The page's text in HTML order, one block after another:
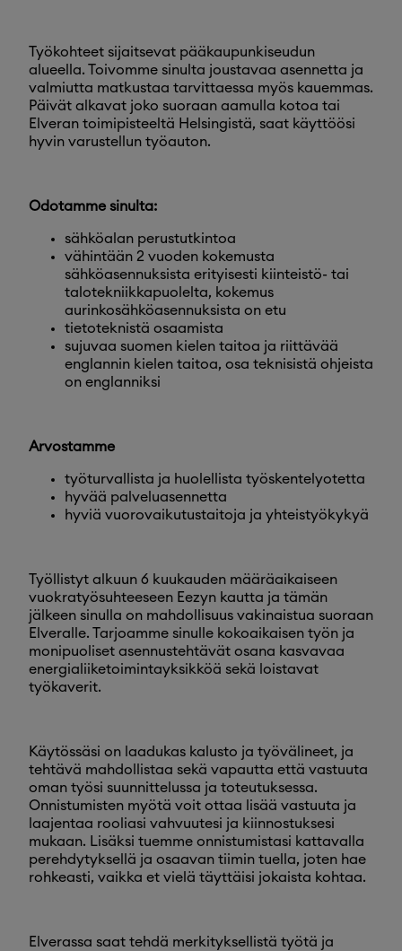
Työkohteet sijaitsevat pääkaupunkiseudun
alueella. Toivomme sinulta joustavaa asennetta ja
valmiutta matkustaa tarvittaessa myös kauemmas.
Päivät alkavat joko suoraan aamulla kotoa tai
Elveran toimipisteeltä Helsingistä, saat käyttöösi
hyvin varustellun työauton.
Odotamme sinulta:
sähköalan perustutkintoa
vähintään 2 vuoden kokemusta
sähköasennuksista erityisesti kiinteistö- tai
talotekniikkapuolelta, kokemus
aurinkosähköasennuksista on etu
tietoteknistä osaamista
sujuvaa suomen kielen taitoa ja riittävää
englannin kielen taitoa, osa teknisistä ohjeista
on englanniksi
Arvostamme
työturvallista ja huolellista työskentelyotetta
hyvää palveluasennetta
hyviä vuorovaikutustaitoja ja yhteistyökykyä
Työllistyt alkuun 6 kuukauden määräaikaiseen
vuokratyösuhteeseen Eezyn kautta ja tämän
jälkeen sinulla on mahdollisuus vakinaistua suoraan
Elveralle. Tarjoamme sinulle kokoaikaisen työn ja
monipuoliset asennustehtävät osana kasvavaa
energialiiketoimintayksikköä sekä loistavat
työkaverit.
Käytössäsi on laadukas kalusto ja työvälineet, ja
tehtävä mahdollistaa sekä vapautta että vastuuta
oman työsi suunnittelussa ja toteutuksessa.
Onnistumisten myötä voit ottaa lisää vastuuta ja
laajentaa rooliasi vahvuutesi ja kiinnostuksesi
mukaan. Lisäksi tuemme onnistumistasi kattavalla
perehdytyksellä ja osaavan tiimin tuella, joten hae
rohkeasti, vaikka et vielä täyttäisi jokaista kohtaa.
Elverassa saat tehdä merkityksellistä työtä ja